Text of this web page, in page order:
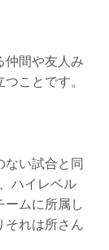
仲間や友人み
ことです。
い試合と同
ハイレベル
ームに所属し
それは所さん